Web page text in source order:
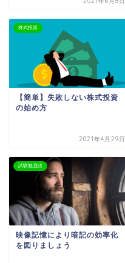
株式投資
【簡単】失敗しない株式投資
の始め方
2021年4月29日
試験勉強法
映像記憶により暗記の効率化
を図りましょう